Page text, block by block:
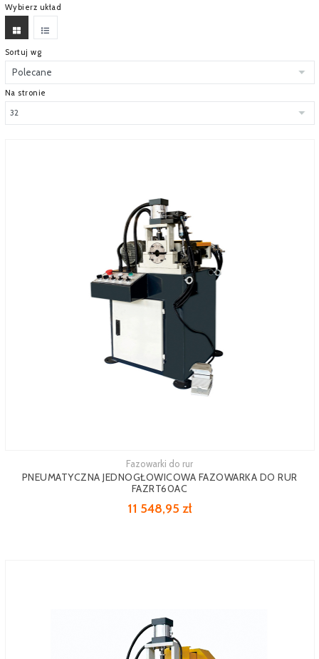
KATALOGI
O FIRMIE
FAQ
Wybierz układ
Sortuj wg
Na stronie
Fazowarki do rur
PNEUMATYCZNA JEDNOGŁOWICOWA FAZOWARKA DO RUR
FAZRT60AC
11 548,95 zł